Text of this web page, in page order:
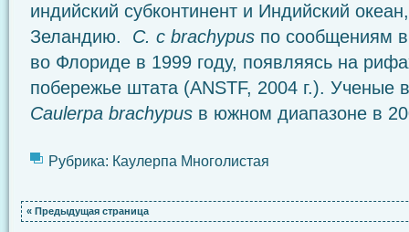
индийский субконтинент и Индийский
Зеландию. C. с brachypus по сообщениям
во Флориде в 1999 году, появляясь на
побережье штата (ANSTF, 2004 г.). Ученые
Caulerpa brachypus в южном диапазоне в
Рубрика: Каулерпа Многолистая
« Предыдущая страница